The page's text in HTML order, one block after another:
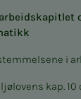
i
kap.